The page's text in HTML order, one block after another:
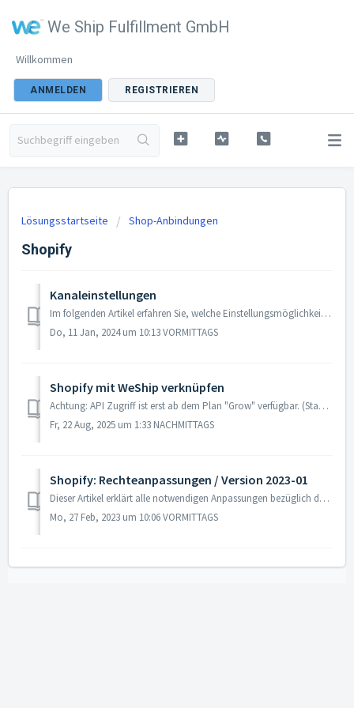
We Ship Fulfillment GmbH
Willkommen
ANMELDEN REGISTRIEREN
Lösungsstartseite Shop-Anbindungen
Shopify
Kanaleinstellungen
Im folgenden Artikel erfahren Sie, welche Einstellungsmöglichkeiten es im Shopify-Kommunikationskanal gibt. Schritt 1: Loggen Sie sich in Ihren WeShip-...
Do, 11 Jan, 2024 um 10:13 VORMITTAGS
Shopify mit WeShip verknüpfen
Achtung: API Zugriff ist erst ab dem Plan "Grow" verfügbar. (Stand März 2024). Siehe: https://www.shopify.com/pricing Schritt 1: Loggen Sie s...
Fr, 22 Aug, 2025 um 1:33 NACHMITTAGS
Shopify: Rechteanpassungen / Version 2023-01
Dieser Artikel erklärt alle notwendigen Anpassungen bezüglich des Shopify Schnittstellen Upgrades auf Version 2023-01. Durch dieses Update sind für den Auft...
Mo, 27 Feb, 2023 um 10:06 VORMITTAGS